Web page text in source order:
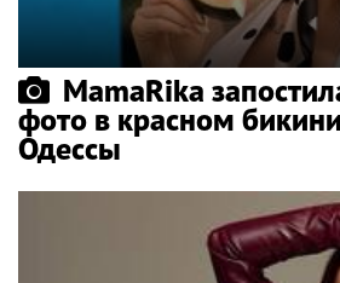
MamaRika
фото в красном
Одессы